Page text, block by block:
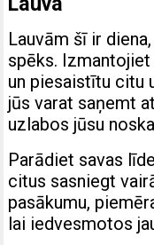
Lauvām šī ir
spēks.
un piesaistītu citu
jūs varat saņemt
uzlabos jūsu
Parādiet savas
citus sasniegt
pasākumu,
lai iedvesmotos